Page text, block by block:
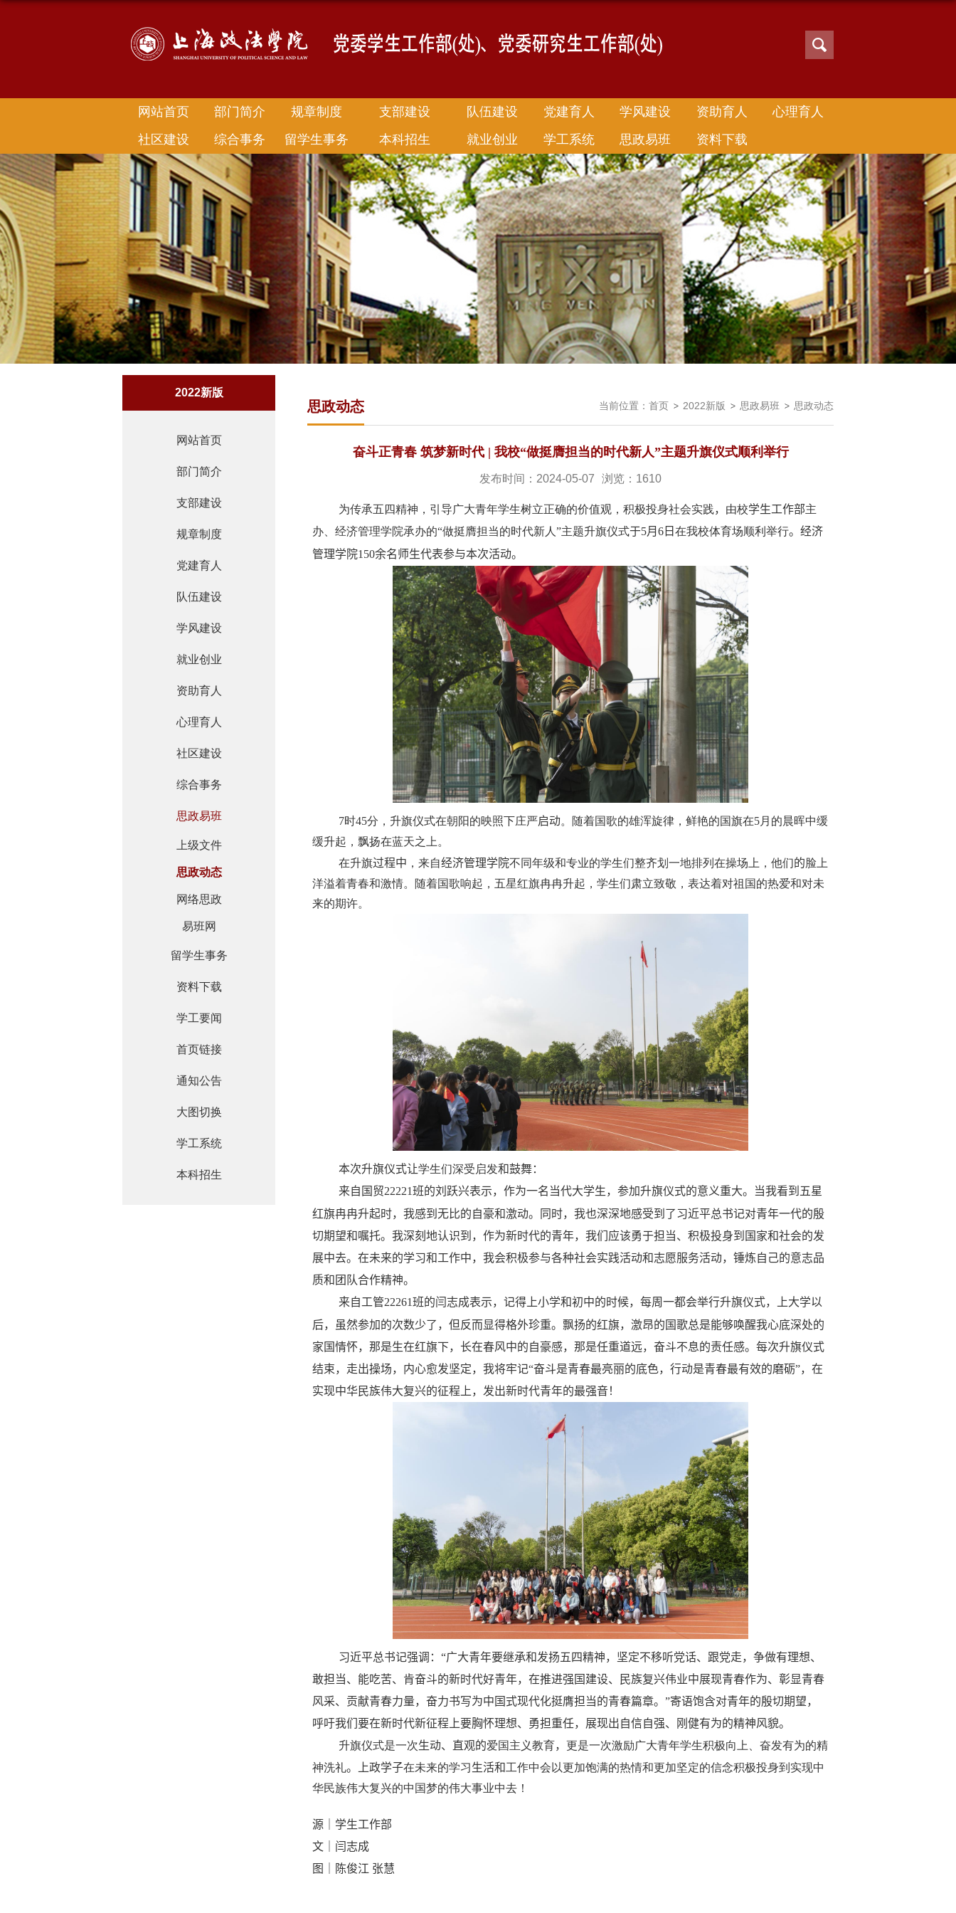
网站首页 部门简介 规章制度 支部建设 队伍建设 党建育人 学风建设 资助育人
心理育人
社区建设
综合事务 留学生事务 本科招生 就业创业 学工系统 思政易班 资料下载
2022新版
网站首页
部门简介
支部建设
规章制度
党建育人
队伍建设
学风建设
就业创业
资助育人
心理育人
社区建设
综合事务
思政易班
上级文件
思政动态
网络思政
易班网
留学生事务
资料下载
学工要闻
首页链接
通知公告
大图切换
学工系统
本科招生
当前位置： 首页 2022新版 思政易班 思政动态
思政动态
奋斗正青春 筑梦新时代 | 我校“做挺膺担当的时代新人”主题升旗仪式顺利举行
发布时间：2024-05-07 浏览： 1610
为传承五四精神，引导广大青年学生树立正确的价值观，积极投身社会实践， 由校学生工作部主
办、经济管理学院承办的“做挺膺担当的时代新人”主题升旗仪式于5月 6 日 在我校体育场顺利举行。经济
管理学院1 50余名师生代表参与本次活动。
7时45分，升旗仪式在朝阳的映照下庄严启动。随着国歌的雄浑旋律，鲜艳的国旗在5月的晨晖中缓
缓升起，飘扬在蓝天之上。
在升旗过程中 ，来自经济管理学院不同年级和专业的学生们整齐划一地排列在操场上，他们的 脸上
洋溢着青春和激情。随着国歌响起，五星红旗冉冉升起，学生们肃立致敬，表达着对祖国的热爱和对未
来的期许。
本次升旗仪式让学生们深受启发和鼓舞：
来自国贸22221班的刘跃兴表示，作为一名当代大学生，参加升旗仪式的意义重大。当我看到五星
红旗冉冉升起时，我感到无比的自豪和激动。同时，我也深深地感受到了习近平总书记对青年一代的殷
切期望和嘱托。我深刻地认识到，作为新时代的青年，我们应该勇于担当、积极投身到国家和社会的发
展中去。在未来的学习和工作中，我会积极参与各种社会实践活动和志愿服务活动，锤炼自己的意志品
质和团队合作精神。
来自工管22261班的闫志成表示，记得上小学和初中的时候，每周一都会举行升旗仪式，上大学以
后，虽然参加的次数少了，但反而显得格外珍重。飘扬的红旗，激昂的国歌总是能够唤醒我心底深处的
家国情怀，那是生在红旗下，长在春风中的自豪感，那是任重道远，奋斗不息的责任感。每次升旗仪式
结束，走出操场，内心愈发坚定，我将牢记“奋斗是青春最亮丽的底色，行动是青春最有效的磨砺”，在
实现中华民族伟大复兴的征程上，发出新时代青年的最强音！
习近平总书记强调：“广大青年要继承和发扬五四精神，坚定不移听党话、跟党走，争做有理想、
敢担当、能吃苦、肯奋斗的新时代好青年，在推进强国建设、民族复兴伟业中展现青春作为、彰显青春
风采、贡献青春力量，奋力书写为中国式现代化挺膺担当的青春篇章。”寄语饱含对青年的殷切期望，
呼吁我们 要在新时代新征程上要胸怀理想、勇担重任，展现出自信自强、刚健有为的精神风貌。
升旗仪式是一次生动、直观的爱国主义教育，更是一次激励广大青年学生积极向上、奋发有为的精
神洗礼。 上政学子在未来的学习生活和工作中会以更加饱满的热情和更加坚定的信念积极投身到实现中
华民族伟大复兴的中国梦的伟大事业中去！
源｜学生工作部
文｜闫志成
图｜陈俊江 张慧